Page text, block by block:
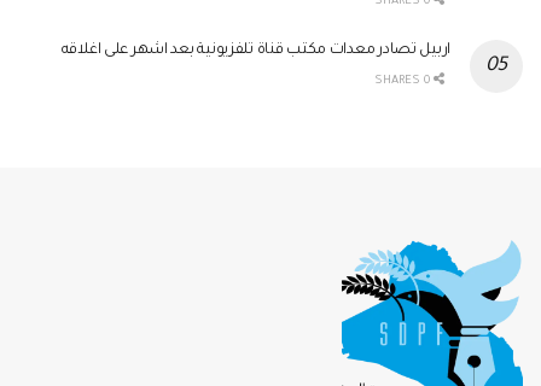
اربيل تصادر معدات مكتب قناة تلفزيونية بعد اشهر على اغلاقه